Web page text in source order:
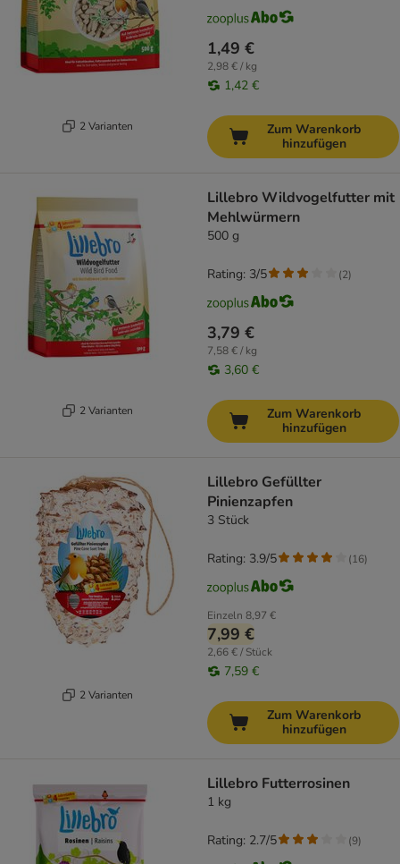
2 Varianten
1,49 €
2,98 € / kg
1,42 €
Zum Warenkorb
hinzufügen
2 Varianten
Lillebro Wildvogelfutter mit
Mehlwürmern
500 g
3,79 €
7,58 € / kg
3,60 €
Rating: 3/5 (2)
Zum Warenkorb
hinzufügen
2 Varianten
Lillebro Gefüllter
Pinienzapfen
3 Stück
Einzeln 8,97 €
7,99 €
2,66 € / Stück
7,59 €
Rating: 3.9/5 (16)
Zum Warenkorb
hinzufügen
Lillebro Futterrosinen
1 kg
Rating: 2.7/5 (9)